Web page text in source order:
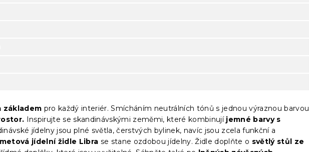
základem pro každý interiér. Smícháním neutrálních tónů s jednou výraznou barvou
Inspirujte se skandinávskými zeměmi, které kombinují jemné barvy s
jídelny jsou plné světla, čerstvých bylinek, navíc jsou zcela funkční a
jídelní židle Libra se stane ozdobou jídelny. Židle doplňte o světlý stůl ze